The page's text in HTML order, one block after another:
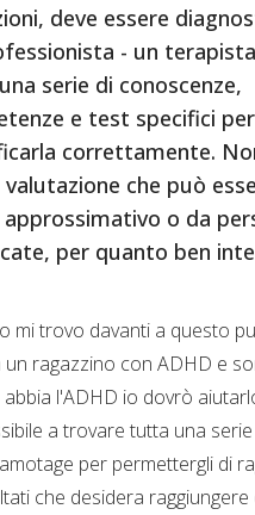
deve essere
- un
serie di conoscenze,
e test specifici per
correttamente.
valutazione che può
o da
per quanto ben
mi trovo davanti a questo
un ragazzino con ADHD e
abbia l'ADHD io dovrò
a trovare tutta una
per permettergli di
che desidera